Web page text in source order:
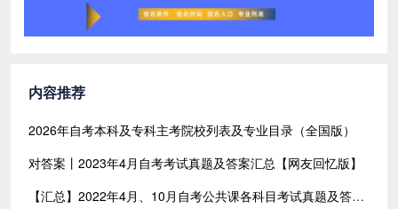
内容推荐
2026年自考本科及专科主考院校列表及专业目录（全国版）
对答案丨2023年4月自考考试真题及答案汇总【网友回忆版】
【汇总】2022年4月、10月自考公共课各科目考试真题及答案汇总（共含24科目）